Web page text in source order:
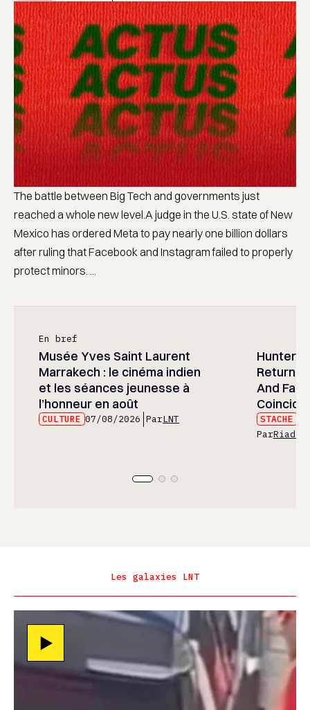
The battle between Big Tech and governments just
reached a whole new level.A judge in the U.S. state of New
Mexico has ordered Meta to pay nearly one billion dollars
after ruling that Facebook and Instagram failed to properly
protect minors. ...
En bref
Musée Yves Saint Laurent
Marrakech : le cinéma indien
et les séances jeunesse à
l’honneur en août
CULTURE 07/08/2026 ParLNT
Hunter
And
STACHE
ParRiad
Les galaxies LNT